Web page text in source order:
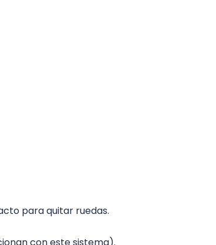
para quitar ruedas.